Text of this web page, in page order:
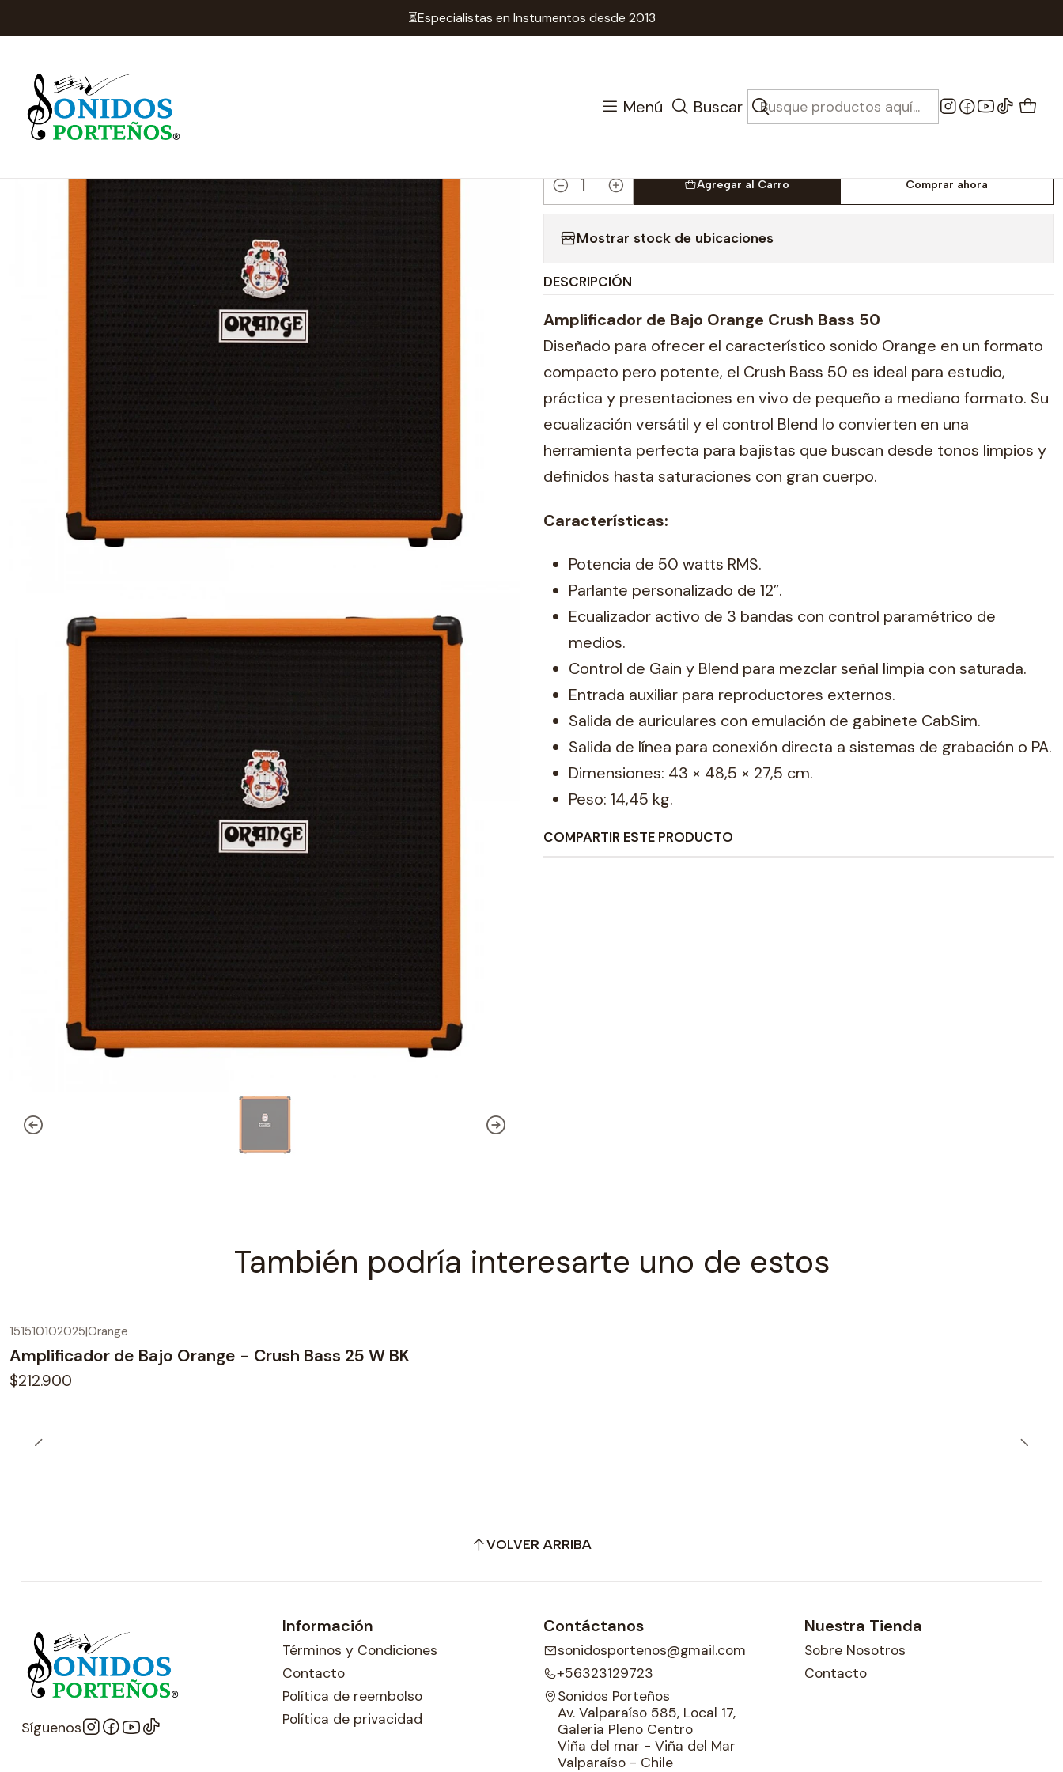
Menú Buscar
⏳Especialistas en Instumentos desde 2013
Instrumentos de Cuerda Amplificadores Amplificador de Bajo Orange Crush Bass 50W
Amplificador de Bajo Orange
Crush Bass 50W
Cantidad
Agregar al Carro Comprar ahora
Mostrar stock de ubicaciones
DESCRIPCIÓN
Amplificador de Bajo Orange Crush Bass 50
Diseñado para ofrecer el característico sonido Orange en un formato
compacto pero potente, el Crush Bass 50 es ideal para estudio,
práctica y presentaciones en vivo de pequeño a mediano formato. Su
ecualización versátil y el control Blend lo convierten en una
herramienta perfecta para bajistas que buscan desde tonos limpios y
definidos hasta saturaciones con gran cuerpo.
Características:
Potencia de 50 watts RMS.
Parlante personalizado de 12”.
Ecualizador activo de 3 bandas con control paramétrico de
medios.
Control de Gain y Blend para mezclar señal limpia con saturada.
Entrada auxiliar para reproductores externos.
Salida de auriculares con emulación de gabinete CabSim.
Salida de línea para conexión directa a sistemas de grabación o PA.
Dimensiones: 43 × 48,5 × 27,5 cm.
Peso: 14,45 kg.
COMPARTIR ESTE PRODUCTO
También podría interesarte uno de estos
151510102025|Orange
Amplificador de Bajo Orange - Crush Bass 25 W BK
$212.900
VOLVER ARRIBA
Síguenos
Información
Términos y Condiciones
Contacto
Política de reembolso
Política de privacidad
Contáctanos
sonidosportenos@gmail.com
+56323129723
Sonidos Porteños
Av. Valparaíso 585, Local 17,
Galeria Pleno Centro
Viña del mar - Viña del Mar
Valparaíso - Chile
Nuestra Tienda
Sobre Nosotros
Contacto